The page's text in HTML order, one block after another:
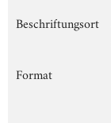
Beschriftungsort
Format